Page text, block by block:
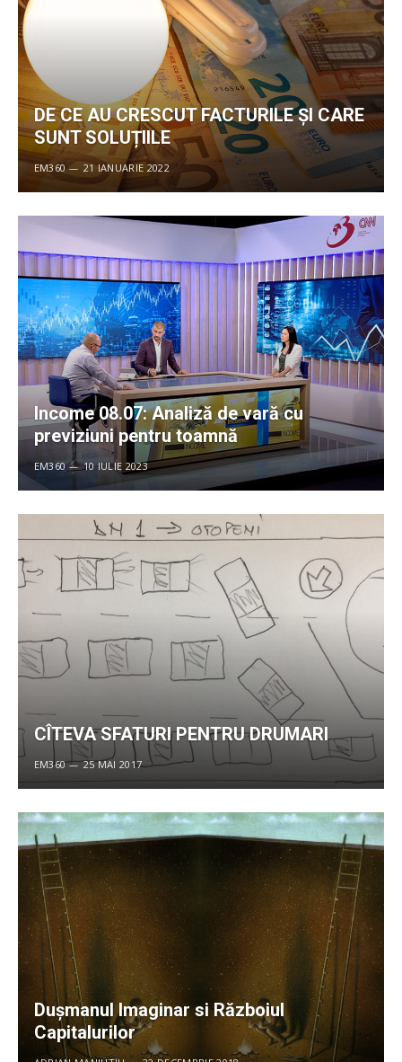
DE CE AU CRESCUT FACTURILE ȘI CARE
SUNT SOLUȚIILE
EM360 21 IANUARIE 2022
Income 08.07: Analiză de vară cu
previziuni pentru toamnă
EM360 10 IULIE 2023
CÎTEVA SFATURI PENTRU DRUMARI
EM360 25 MAI 2017
Dușmanul Imaginar si Războiul
Capitalurilor